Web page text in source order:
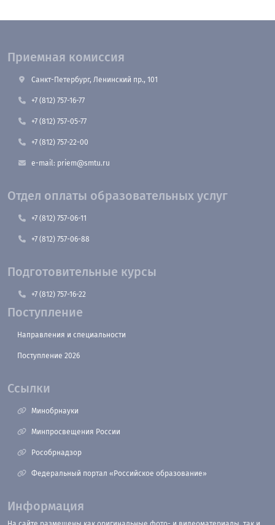
Приемная комиссия
Санкт-Петербург, Ленинский пр., 101
+7 (812) 757-16-77
+7 (812) 757-05-77
+7 (812) 757-22-00
e-mail: priem@smtu.ru
Отдел оплаты образовательных услуг
+7 (812) 757-06-11
+7 (812) 757-06-88
Подготовительные курсы
+7 (812) 757-16-22
Поступление
Направления и специальности
Поступление 2026
Ссылки
Минобрнауки
Минпросвещения России
Рособрнадзор
Федеральный портал «Российское образование»
Информация